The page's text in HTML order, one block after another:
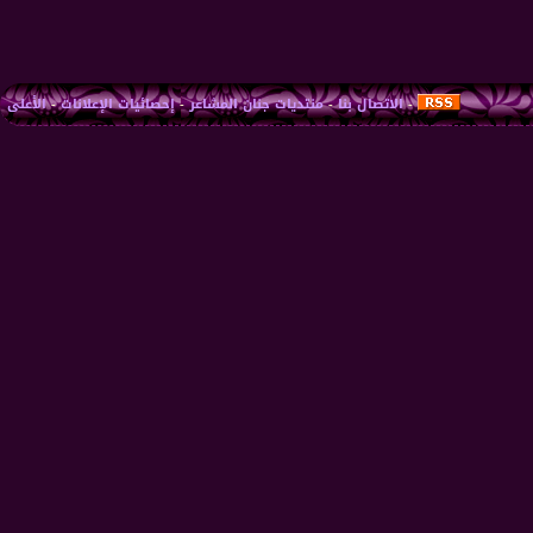
-الاتصال بنا-منتديات جنان المشاعر-إحصائيات الإعلانات-الأعلى